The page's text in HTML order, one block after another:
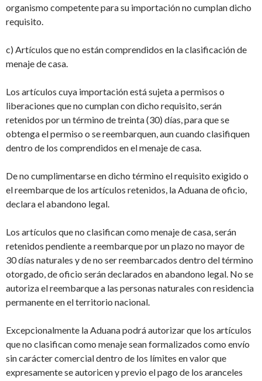
organismo competente para su importación no cumplan dicho
requisito.
c) Artículos que no están comprendidos en la clasificación de
menaje de casa.
Los artículos cuya importación está sujeta a permisos o
liberaciones que no cumplan con dicho requisito, serán
retenidos por un término de treinta (30) días, para que se
obtenga el permiso o se reembarquen, aun cuando clasifiquen
dentro de los comprendidos en el menaje de casa.
De no cumplimentarse en dicho término el requisito exigido o
el reembarque de los artículos retenidos, la Aduana de oficio,
declara el abandono legal.
Los artículos que no clasifican como menaje de casa, serán
retenidos pendiente a reembarque por un plazo no mayor de
30 días naturales y de no ser reembarcados dentro del término
otorgado, de oficio serán declarados en abandono legal. No se
autoriza el reembarque a las personas naturales con residencia
permanente en el territorio nacional.
Excepcionalmente la Aduana podrá autorizar que los artículos
que no clasifican como menaje sean formalizados como envío
sin carácter comercial dentro de los límites en valor que
expresamente se autoricen y previo el pago de los aranceles